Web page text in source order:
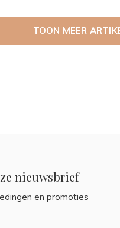
TOON MEER
nieuwsbrief
en promoties